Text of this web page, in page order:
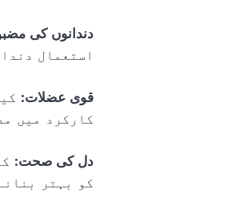
دندانوں کی
استعمال
قوی عضلات:
کارکرد میں
دل کی صحت:
کو بہتر